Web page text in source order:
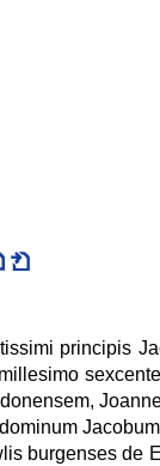
principis
burgenses de